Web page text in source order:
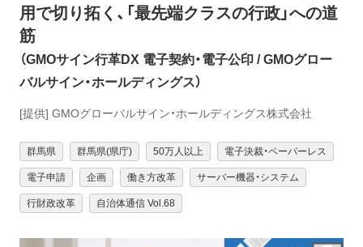
用で切り拓く、「最先端クラスの行政」への道
筋
（GMOサイン行革DX 電子契約・電子公印 / GMOグロー
バルサイン・ホールディングス）
[提供] GMOグローバルサイン・ホールディングス株式会社
群馬県 群馬県(県庁) 50万人以上 電子決裁・ペーパーレス
電子申請 企画 働き方改革 サーバー機器・システム
行財政改革 自治体通信 Vol.68